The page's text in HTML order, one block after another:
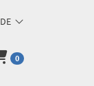
DE
0